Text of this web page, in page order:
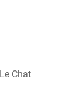
Chat